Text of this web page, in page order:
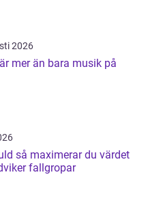
2026
på
värdet
fallgropar